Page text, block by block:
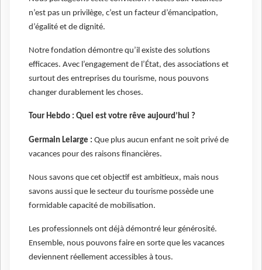
n’est pas un privilège, c’est un facteur d’émancipation,
d’égalité et de dignité.
Notre fondation démontre qu’il existe des solutions
efficaces. Avec l’engagement de l’État, des associations et
surtout des entreprises du tourisme, nous pouvons
changer durablement les choses.
Tour Hebdo : Quel est votre rêve aujourd’hui ?
Germain Lelarge : Que plus aucun enfant ne soit privé de
vacances pour des raisons financières.
Nous savons que cet objectif est ambitieux, mais nous
savons aussi que le secteur du tourisme possède une
formidable capacité de mobilisation.
Les professionnels ont déjà démontré leur générosité.
Ensemble, nous pouvons faire en sorte que les vacances
deviennent réellement accessibles à tous.